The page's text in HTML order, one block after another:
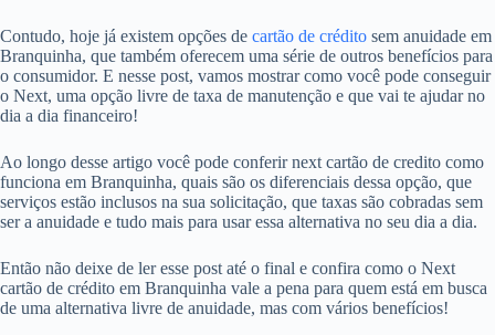
Contudo, hoje já existem opções de cartão de crédito sem anuidade em
Branquinha, que também oferecem uma série de outros benefícios para
o consumidor. E nesse post, vamos mostrar como você pode conseguir
o Next, uma opção livre de taxa de manutenção e que vai te ajudar no
dia a dia financeiro!
Ao longo desse artigo você pode conferir next cartão de credito como
funciona em Branquinha, quais são os diferenciais dessa opção, que
serviços estão inclusos na sua solicitação, que taxas são cobradas sem
ser a anuidade e tudo mais para usar essa alternativa no seu dia a dia.
Então não deixe de ler esse post até o final e confira como o Next
cartão de crédito em Branquinha vale a pena para quem está em busca
de uma alternativa livre de anuidade, mas com vários benefícios!